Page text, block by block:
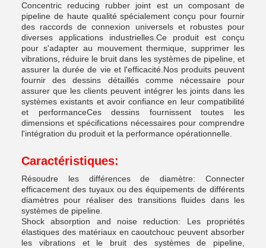
Concentric reducing rubber joint est un composant de
pipeline de haute qualité spécialement conçu pour fournir
des raccords de connexion universels et robustes pour
diverses applications industrielles.Ce produit est conçu
pour s'adapter au mouvement thermique, supprimer les
vibrations, réduire le bruit dans les systèmes de pipeline, et
assurer la durée de vie et l'efficacité.Nos produits peuvent
fournir des dessins détaillés comme nécessaire pour
assurer que les clients peuvent intégrer les joints dans les
systèmes existants et avoir confiance en leur compatibilité
et performanceCes dessins fournissent toutes les
dimensions et spécifications nécessaires pour comprendre
l'intégration du produit et la performance opérationnelle.
Caractéristiques:
Résoudre les différences de diamètre: Connecter
efficacement des tuyaux ou des équipements de différents
diamètres pour réaliser des transitions fluides dans les
systèmes de pipeline.
Shock absorption and noise reduction: Les propriétés
élastiques des matériaux en caoutchouc peuvent absorber
les vibrations et le bruit des systèmes de pipeline,